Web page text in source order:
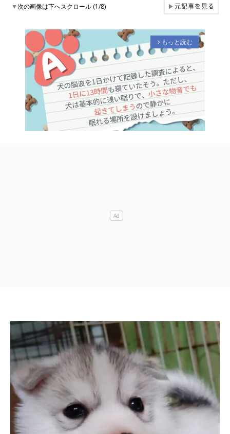
▼次の画像は下へスクロール (1/8) ▶元記事を見る
arrow_forward_ios もっと読む